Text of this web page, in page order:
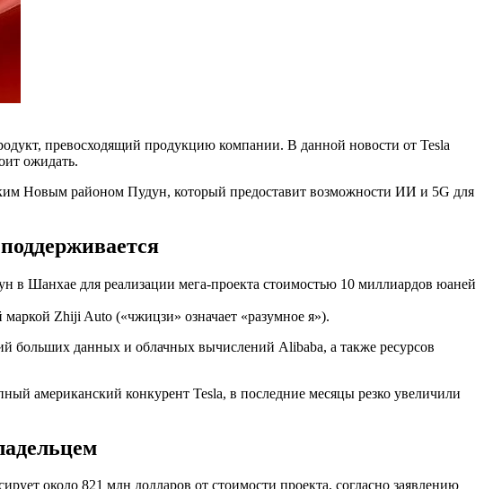
превосходящий продукцию компании. В данной новости от Tesla
ожидать.
Новым районом Пудун, который предоставит возможности ИИ и 5G для
Шанхае для реализации мега-проекта стоимостью 10 миллиардов юаней
Zhiji Auto («чжицзи» означает «разумное я»).
больших данных и облачных вычислений Alibaba, а также ресурсов
американский конкурент Tesla, в последние месяцы резко увеличили
около 821 млн долларов от стоимости проекта, согласно заявлению